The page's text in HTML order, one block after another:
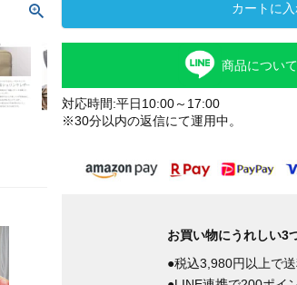
カートに入
商品につい
対応時間:平日10:00～17:00
※30分以内の返信にて運用中。
お買い物にうれしい3
●税込3,980円以上で